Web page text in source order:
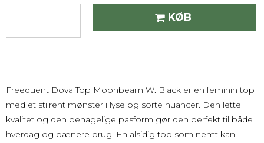
KØB
Freequent Dova Top Moonbeam W. Black er en feminin top
med et stilrent mønster i lyse og sorte nuancer. Den lette
kvalitet og den behagelige pasform gør den perfekt til både
hverdag og pænere brug. En alsidig top som nemt kan